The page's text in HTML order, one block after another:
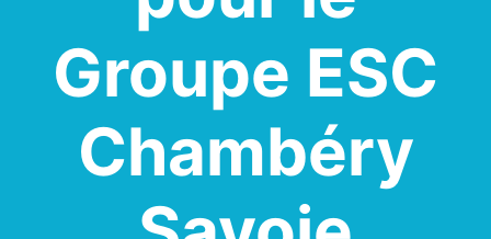
Groupe ESC
Chambéry